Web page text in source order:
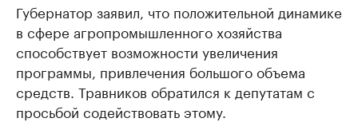
Губернатор заявил, что положительной динамике
в сфере агропромышленного хозяйства
способствует возможности увеличения
программы, привлечения большого объема
средств. Травников обратился к депутатам с
просьбой содействовать этому.